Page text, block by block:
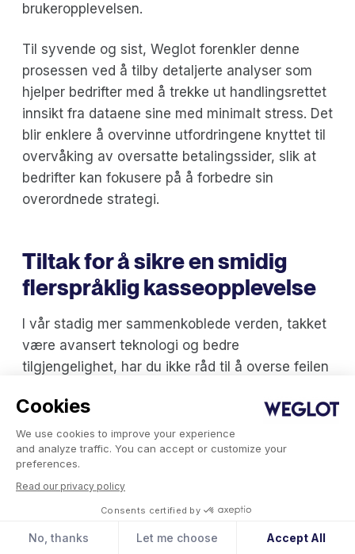
Cookies
We use cookies to improve your experience
and analyze traffic. You can accept or customize your
preferences.
Read our privacy policy
Consents certified by
No, thanks Let me choose Accept All
brukeropplevelsen.
Til syvende og sist, Weglot forenkler denne
prosessen ved å tilby detaljerte analyser som
hjelper bedrifter med å trekke ut handlingsrettet
innsikt fra dataene sine med minimalt stress. Det
blir enklere å overvinne utfordringene knyttet til
overvåking av oversatte betalingssider, slik at
bedrifter kan fokusere på å forbedre sin
overordnede strategi.
Tiltak for å sikre en smidig
flerspråklig kasseopplevelse
I vår stadig mer sammenkoblede verden, takket
være avansert teknologi og bedre
tilgjengelighet, har du ikke råd til å overse feilen
handel som kan koste deg både kunder og salg.
Nå som vi har sett nærmere på hvor vanlig
denne feilen er og hvilke konsekvenser den har
at riktige oversettelser er avgjørende for at
nettbutikken din skal blomstre.